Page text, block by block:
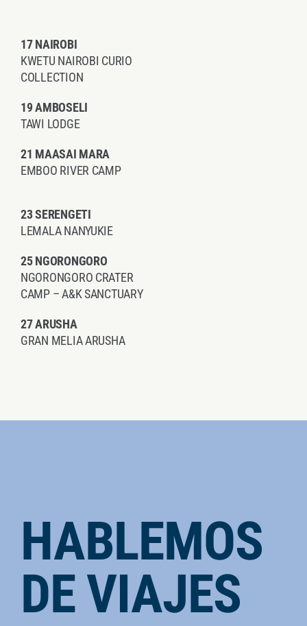
17 NAIROBI
KWETU NAIROBI CURIO
COLLECTION
19 AMBOSELI
TAWI LODGE
21 MAASAI MARA
EMBOO RIVER CAMP
23 SERENGETI
LEMALA NANYUKIE
25 NGORONGORO
NGORONGORO CRATER
CAMP – A&K SANCTUARY
27 ARUSHA
GRAN MELIA ARUSHA
HABLEMOS
DE VIAJES